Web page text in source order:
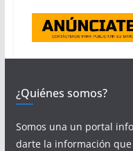
¿Quiénes somos?
Somos una un portal
darte la información